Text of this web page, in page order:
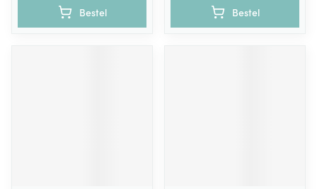
Bestel Bestel